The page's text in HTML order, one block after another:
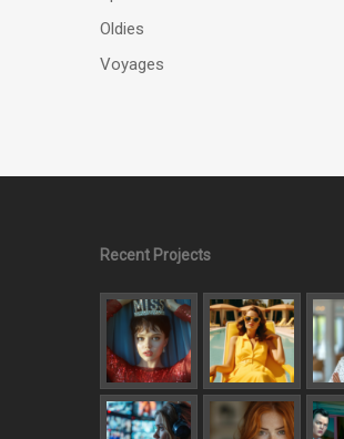
Oldies
Voyages
Recent Projects